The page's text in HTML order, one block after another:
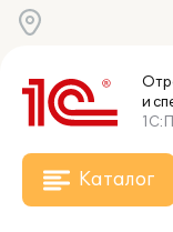
и
Каталог